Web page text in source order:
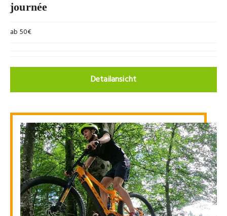
journée
ab 50€
Detailansicht